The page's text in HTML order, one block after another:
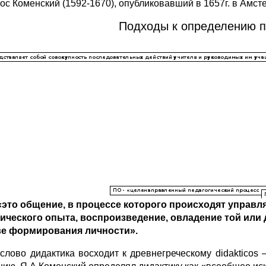
Коменский (1592-1670), опубликовавший в 1657г. в
Подходы к определению
общение, в процессе которого происходят
опыта, воспроизведение, овладение той
формирования личности».
дидактика восходит к древнегреческому